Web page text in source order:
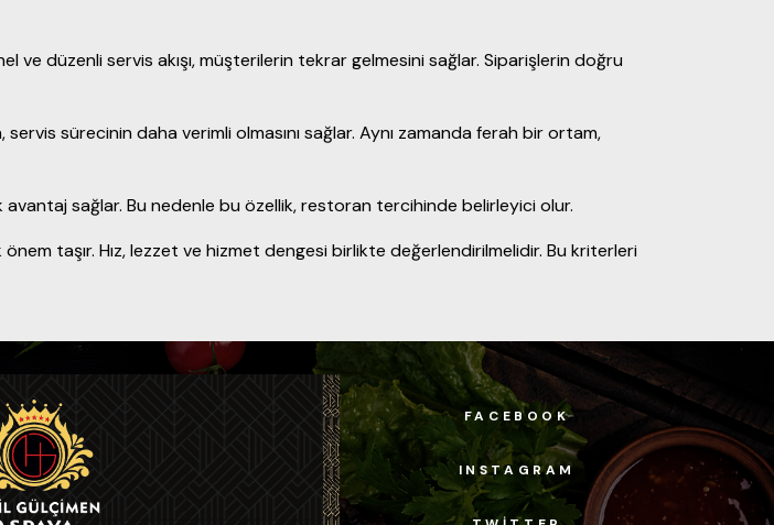
düzenli servis akışı, müşterilerin tekrar gelmesini sağlar. Siparişlerin doğru
sürecinin daha verimli olmasını sağlar. Aynı zamanda ferah bir ortam,
avantaj sağlar. Bu nedenle bu özellik, restoran tercihinde belirleyici olur.
taşır. Hız, lezzet ve hizmet dengesi birlikte değerlendirilmelidir. Bu kriterleri
FACEBOOK
INSTAGRAM